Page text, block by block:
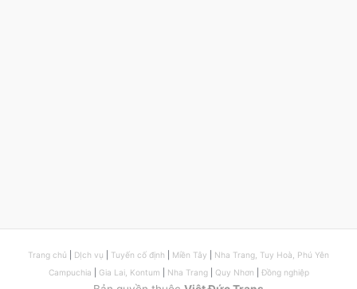
Trang chủ DỊch vụ Tuyến cố định Miền Tây
Nha Trang, Tuy Hoà, Phú Yên
Campuchia
Gia Lai, Kontum Nha Trang| Quy Nhơn Đồng nghiệp